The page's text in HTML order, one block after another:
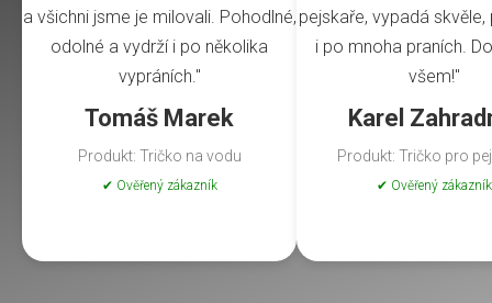
a všichni jsme je milovali. Pohodlné,
odolné a vydrží i po několika
vypráních."
Tomáš Marek
Produkt: Tričko na vodu
✔ Ověřený zákazník
pejskaře, vypadá
i po mnoha praních.
všem!"
Karel
Produkt: Tričko pro
✔ Ověřený zákazník